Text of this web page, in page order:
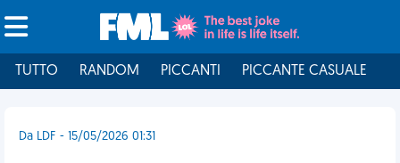
TUTTO RANDOM PICCANTI PICCANTE CASUALE
Da LDF - 15/05/2026 01:31